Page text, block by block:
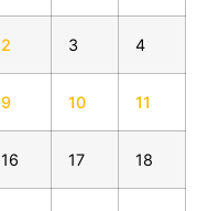
2 3 4
9 10 11
16 17 18